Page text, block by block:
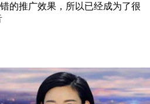
的推广效果，所以已经成为了很